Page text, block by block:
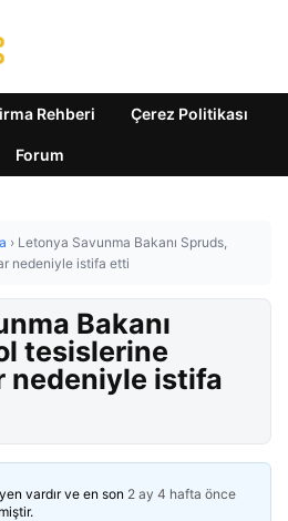
Rehberi Çerez Politikası
Forum
› Letonya Savunma Bakanı Spruds,
nedeniyle istifa etti
Bakanı
tesislerine
nedeniyle istifa
vardır ve en son 2 ay 4 hafta önce